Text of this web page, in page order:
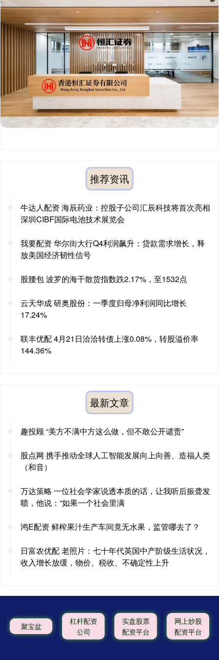
推荐资讯
牛达人配资 海辰药业：控股子公司汇辰科技将首次亮相
深圳CIBF国际电池技术展览会
我要配资 华尔街大行Q4利润飙升：贷款需求增长，释
放美国经济韧性信号
股腰包 波罗的海干散货指数跌2.17%，至1532点
云天华成 研奥股份：一季度归母净利润同比增长
17.24%
联丰优配 4月21日洽洽转债上涨0.08%，转股溢价率
144.36%
最新文章
趣投顾 “美方不满中方这么做，但不敢公开谴责”
股点网 携手推动全球人工智能发展向上向善、造福人类
（和音）
万达策略 一位社会学家说透本质的话，让我听后振聋发
聩，他说：“如果一个社会里满
鸿E配资 鲜榨果汁生产车间竟无水果，监管哪去了？
日富农优配 老照片：七十年代英国中产阶级生活状况，
收入增长放缓，物价、税收、不确定性上升
聚宝盆
杠杆配资
公司
实盘股票
配资平台
网上炒股
配资平台